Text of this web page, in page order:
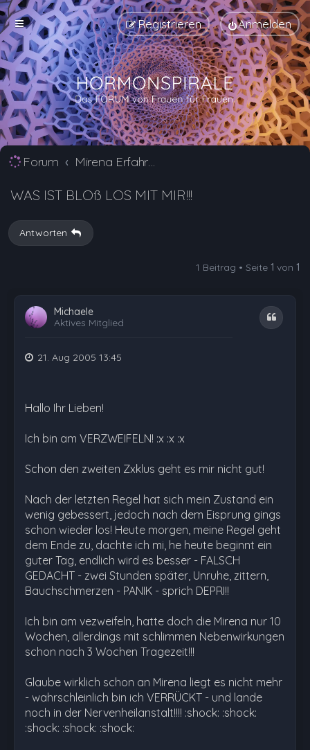
Anmelden
Registrieren
Forum Mirena Erfahrungsberichte und Nebenwirkungen
WAS IST BLOß LOS MIT MIR!!!
Antworten
1 Beitrag • Seite 1 von 1
Michaele
Aktives Mitglied
Zitat
21. Aug 2005 13:45
Hallo Ihr Lieben!
Ich bin am VERZWEIFELN! :x :x :x
Schon den zweiten Zxklus geht es mir nicht gut!
Nach der letzten Regel hat sich mein Zustand ein
wenig gebessert, jedoch nach dem Eisprung gings
schon wieder los! Heute morgen, meine Regel geht
dem Ende zu, dachte ich mi, he heute beginnt ein
guter Tag, endlich wird es besser - FALSCH
GEDACHT - zwei Stunden später, Unruhe, zittern,
Bauchschmerzen - PANIK - sprich DEPRI!!
Ich bin am vezweifeln, hatte doch die Mirena nur 10
Wochen, allerdings mit schlimmen Nebenwirkungen
schon nach 3 Wochen Tragezeit!!!
Glaube wirklich schon an Mirena liegt es nicht mehr
- wahrschleinlich bin ich VERRÜCKT - und lande
noch in der Nervenheilanstalt!!!! :shock: :shock:
:shock: :shock: :shock: